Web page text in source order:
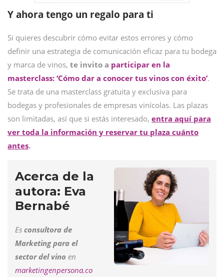
Y ahora tengo un regalo para ti
Si quieres descubrir cómo evitar estos errores y cómo
definir una estrategia de comunicación eficaz para tu bodega
y marca de vinos, te invito a participar en la
masterclass: ‘Cómo dar a conocer tus vinos con éxito’.
Se trata de una masterclass gratuita y exclusiva para
bodegas y profesionales de empresas vinícolas. Las plazas
son limitadas, así que si estás interesado, entra aquí para
ver toda la información y reservar tu plaza cuánto
antes.
Acerca de la
autora: Eva
Bernabé
Es consultora de
Marketing para el
sector del vino en
marketingenpersona.co